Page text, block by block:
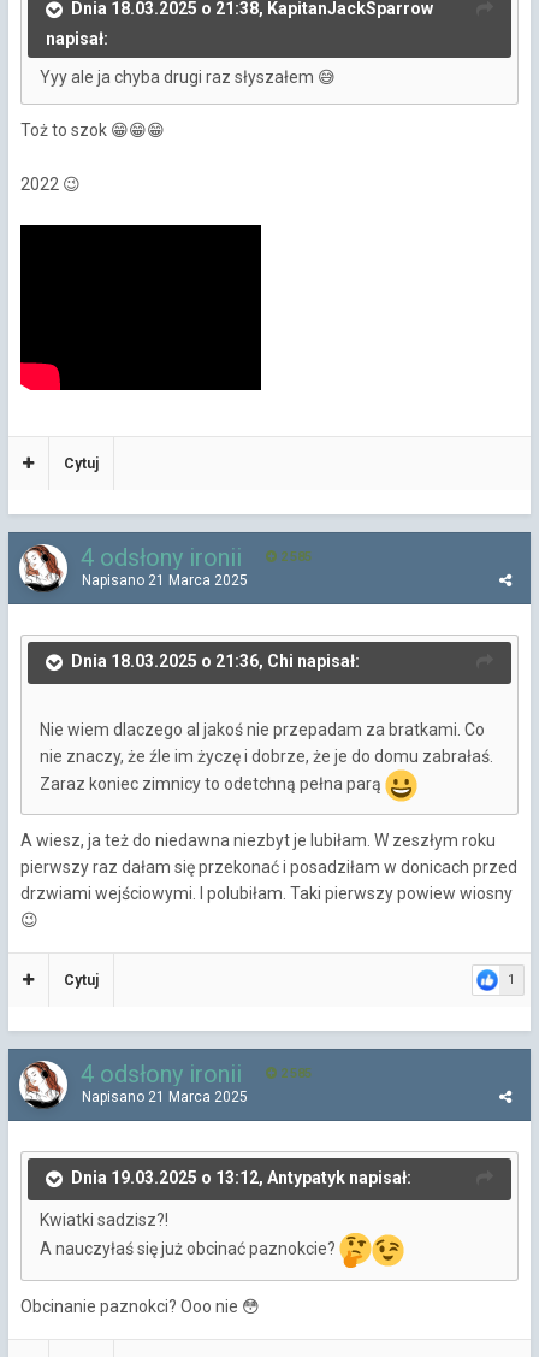
Dnia 18.03.2025 o 21:38, KapitanJackSparrow
napisał:
Yyy ale ja chyba drugi raz słyszałem 😅
Toż to szok 😁😁😁
2022 😉
Cytuj
4 odsłony ironii 2 585
Napisano 21 Marca 2025
Dnia 18.03.2025 o 21:36, Chi napisał:
Nie wiem dlaczego al jakoś nie przepadam za bratkami. Co
nie znaczy, że źle im życzę i dobrze, że je do domu zabrałaś.
Zaraz koniec zimnicy to odetchną pełna parą
A wiesz, ja też do niedawna niezbyt je lubiłam. W zeszłym roku
pierwszy raz dałam się przekonać i posadziłam w donicach przed
drzwiami wejściowymi. I polubiłam. Taki pierwszy powiew wiosny
😉
1
Cytuj
4 odsłony ironii 2 585
Napisano 21 Marca 2025
Dnia 19.03.2025 o 13:12, Antypatyk napisał:
Kwiatki sadzisz?!
A nauczyłaś się już obcinać paznokcie?
Obcinanie paznokci? Ooo nie 😳